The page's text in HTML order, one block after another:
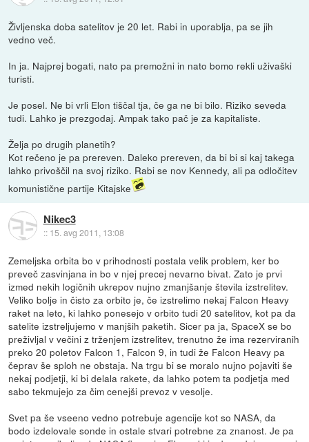
Življenska doba satelitov je 20 let. Rabi in uporablja, pa se jih
vedno več.
In ja. Najprej bogati, nato pa premožni in nato bomo rekli uživaški
turisti.
Je posel. Ne bi vrli Elon tiščal tja, če ga ne bi bilo. Riziko seveda
tudi. Lahko je prezgodaj. Ampak tako pač je za kapitaliste.
Želja po drugih planetih?
Kot rečeno je pa prereven. Daleko prereven, da bi bi si kaj takega
lahko privoščil na svoj riziko. Rabi se nov Kennedy, ali pa odločitev
komunistične partije Kitajske
Nikec3
:: 15. avg 2011, 13:08
Zemeljska orbita bo v prihodnosti postala velik problem, ker bo
preveč zasvinjana in bo v njej precej nevarno bivat. Zato je prvi
izmed nekih logičnih ukrepov nujno zmanjšanje števila izstrelitev.
Veliko bolje in čisto za orbito je, če izstrelimo nekaj Falcon Heavy
raket na leto, ki lahko ponesejo v orbito tudi 20 satelitov, kot pa da
satelite izstreljujemo v manjših paketih. Sicer pa ja, SpaceX se bo
preživljal v večini z trženjem izstrelitev, trenutno že ima rezerviranih
preko 20 poletov Falcon 1, Falcon 9, in tudi že Falcon Heavy pa
čeprav še sploh ne obstaja. Na trgu bi se moralo nujno pojaviti še
nekaj podjetji, ki bi delala rakete, da lahko potem ta podjetja med
sabo tekmujejo za čim cenejši prevoz v vesolje.
Svet pa še vseeno vedno potrebuje agencije kot so NASA, da
bodo izdelovale sonde in ostale stvari potrebne za znanost. Je pa